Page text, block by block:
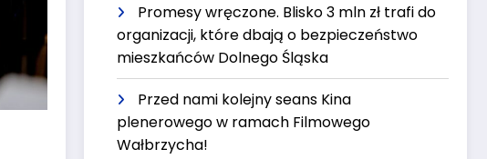
Promesy wręczone. Blisko 3 mln zł trafi do
organizacji, które dbają o bezpieczeństwo
mieszkańców Dolnego Śląska
Przed nami kolejny seans Kina
plenerowego w ramach Filmowego
Wałbrzycha!